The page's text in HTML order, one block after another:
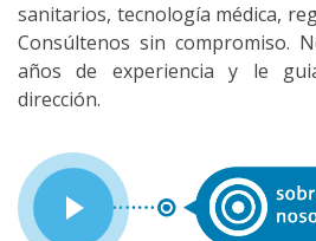
sanitarios, tecnología médica,
Consúltenos sin compromiso.
años de experiencia y le
dirección.